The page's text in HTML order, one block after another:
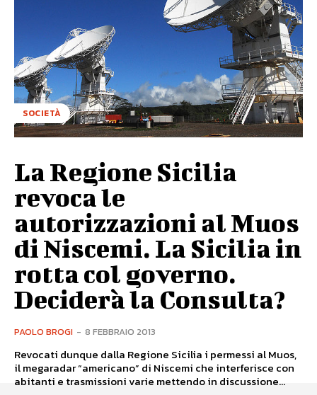
SOCIETÀ
La Regione Sicilia
revoca le
autorizzazioni al Muos
di Niscemi. La Sicilia in
rotta col governo.
Deciderà la Consulta?
PAOLO BROGI - 8 FEBBRAIO 2013
Revocati dunque dalla Regione Sicilia i permessi al Muos,
il megaradar “americano” di Niscemi che interferisce con
abitanti e trasmissioni varie mettendo in discussione...